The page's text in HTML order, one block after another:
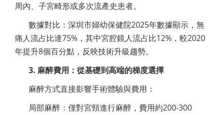
周內、子宮畸形或多次流產史患者。
數據對比：深圳市婦幼保健院2025年數據顯示，無
痛人流占比達75%，其中宮腔鏡人流占比12%，較2020
年提升8個百分點，反映技術升級趨勢。
3. 麻醉費用：從基礎到高端的梯度選擇
麻醉方式直接影響手術體驗與費用：
局部麻醉：僅對宮頸進行麻醉，費用約200-300